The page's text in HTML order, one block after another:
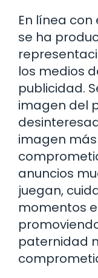
En línea
se ha
los medios
publicidad.
imagen del
imagen
anuncios
juegan,
momentos
paternidad